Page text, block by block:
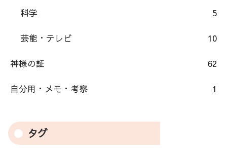
科学 5
芸能・テレビ 10
神様の証 62
自分用・メモ・考察 1
タグ